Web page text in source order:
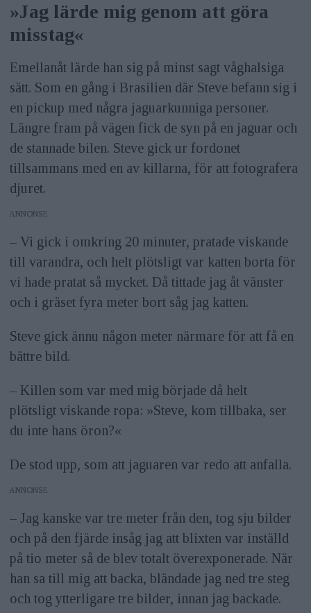
»Jag lärde mig genom att göra
misstag«
Emellanåt lärde han sig på minst sagt våghalsiga
sätt. Som en gång i Brasilien där Steve befann sig i
en pickup med några jaguarkunniga personer.
Längre fram på vägen fick de syn på en jaguar och
de stannade bilen. Steve gick ur fordonet
tillsammans med en av killarna, för att fotografera
djuret.
ANNONS
– Vi gick i omkring 20 minuter, pratade viskande
till varandra, och helt plötsligt var katten borta för
vi hade pratat så mycket. Då tittade jag åt vänster
och i gräset fyra meter bort såg jag katten.
Steve gick ännu någon meter närmare för att få en
bättre bild.
– Killen som var med mig började då helt
plötsligt ­viskande ropa: »Steve, kom tillbaka, ser
du inte hans öron?«
De stod upp, som att jaguaren var redo att anfalla.
ANNONS
– Jag kanske var tre meter från den, tog sju bilder
och på den fjärde insåg jag att blixten var inställd
på tio meter så de blev totalt överexponerade. När
han sa till mig att backa, bländade jag ned tre steg
och tog ytterligare tre bilder, innan jag backade.